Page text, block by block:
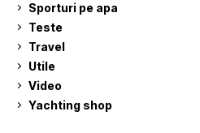
Sporturi pe apa
Teste
Travel
Utile
Video
Yachting shop